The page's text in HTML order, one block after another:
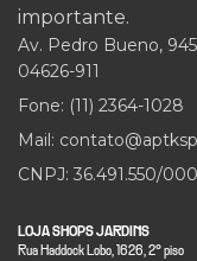
importante.
Av. Pedro Bueno,
04626-911
Fone: (11) 2364-1028
Mail:
CNPJ: 36.491.550/
LOJA SHOPS JARDINS
Rua Haddock Lobo, 1626, 2° piso